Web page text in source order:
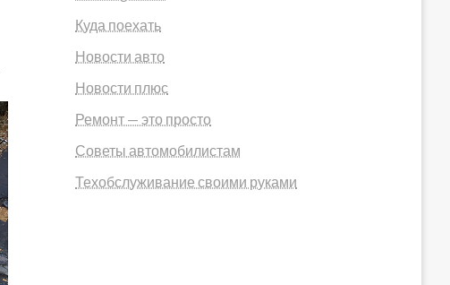
Куда поехать
Новости авто
Новости плюс
Ремонт — это просто
Советы автомобилистам
Техобслуживание своими руками